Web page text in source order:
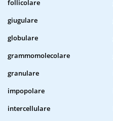
follicolare
giugulare
globulare
grammomolecolare
granulare
impopolare
intercellulare